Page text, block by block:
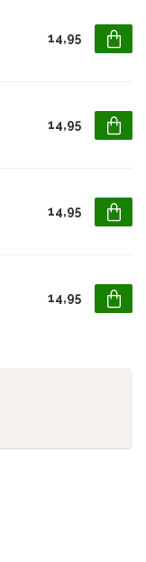
14,95
14,95
14,95
14,95